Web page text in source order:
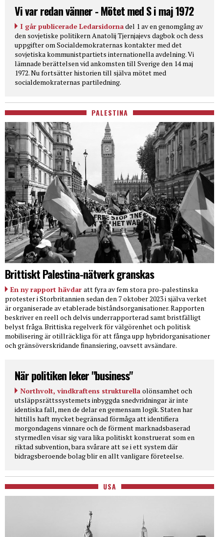
Vi var redan vänner - Mötet med S i maj 1972
I går publicerade Ledarsidornadel 1 av en genomgång av
den sovjetiske politikern Anatolij Tjernjajevs dagbok och dess
uppgifter om Socialdemokraternas kontakter med det
sovjetiska kommunistpartiets internationella avdelning. Vi
lämnade berättelsen vid ankomsten till Sverige den 14 maj
1972. Nu fortsätter historien till själva mötet med
socialdemokraternas partiledning.
PALESTINA
Brittiskt Palestina-nätverk granskas
En ny rapport hävdar att fyra av fem stora pro-palestinska
protester i Storbritannien sedan den 7 oktober 2023 i själva verket
är organiserade av etablerade biståndsorganisationer. Rapporten
beskriver en reell och delvis underrapporterad samt bristfälligt
belyst fråga. Brittiska regelverk för välgörenhet och politisk
mobilisering är otillräckliga för att fånga upp hybridorganisationer
och gränsöverskridande finansiering, oavsett avsändare.
När politiken leker "business"
Northvolt, vindkraftens strukturella olönsamhet och
utsläppsrättssystemets inbyggda snedvridningar är inte
identiska fall, men de delar en gemensam logik. Staten har
hittills haft mycket begränsad förmåga att identifiera
morgondagens vinnare och de förment marknadsbaserad
styrmedlen visar sig vara lika politiskt konstruerat som en
riktad subvention, bara svårare att se i ett system där
bidragsberoende bolag blir en allt vanligare företeelse.
USA